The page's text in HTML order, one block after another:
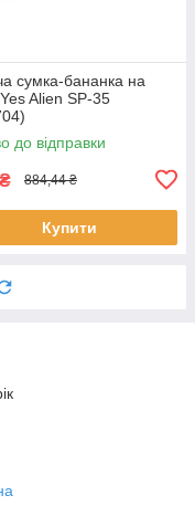
сумка-бананка на
Alien SP-35
до відправки
₴ 884,44 ₴
Купити